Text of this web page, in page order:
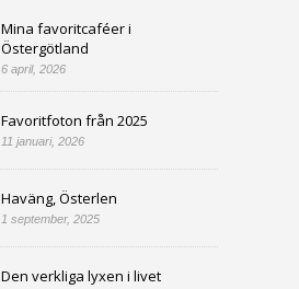
Mina favoritcaféer i
Östergötland
6 april, 2026
Favoritfoton från 2025
11 januari, 2026
Haväng, Österlen
1 september, 2025
Den verkliga lyxen i livet